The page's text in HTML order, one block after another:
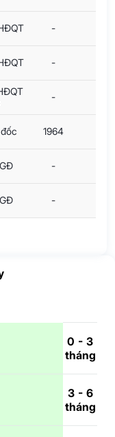
-
-
-
1964
-
-
0 - 3
tháng
3 - 6
tháng